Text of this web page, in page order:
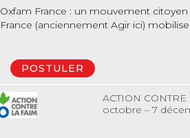
Oxfam France : un mouvement
France (anciennement Agir ici)
POSTULER
ACTION
octobre – 7